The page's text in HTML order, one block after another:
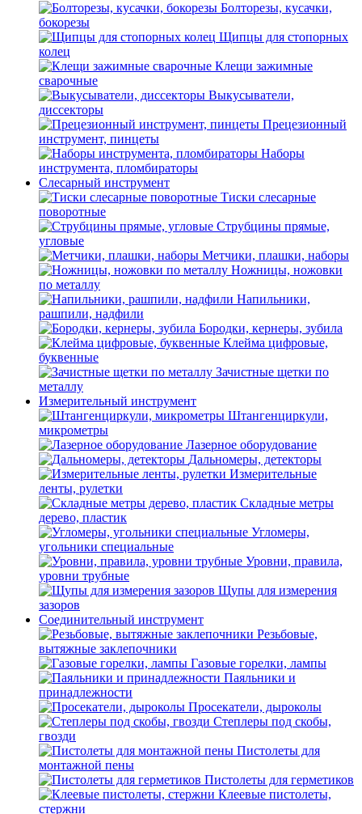
Болторезы, кусачки,
бокорезы
Щипцы для стопорных
колец
Клещи зажимные
сварочные
Выкусыватели,
диссекторы
Прецезионный
инструмент, пинцеты
Наборы
инструмента, пломбираторы
Слесарный инструмент
Тиски слесарные
поворотные
Струбцины прямые,
угловые
Метчики, плашки, наборы
Ножницы, ножовки
по металлу
Напильники,
рашпили, надфили
Бородки, кернеры, зубила
Клейма цифровые,
буквенные
Зачистные щетки по
металлу
Измерительный инструмент
Штангенциркули,
микрометры
Лазерное оборудование
Дальномеры, детекторы
Измерительные
ленты, рулетки
Складные метры
дерево, пластик
Угломеры,
угольники специальные
Уровни, правила,
уровни трубные
Щупы для измерения
зазоров
Соединительный инструмент
Резьбовые,
вытяжные заклепочники
Газовые горелки, лампы
Паяльники и
принадлежности
Просекатели, дыроколы
Степлеры под скобы,
гвозди
Пистолеты для
монтажной пены
Пистолеты для герметиков
Клеевые пистолеты,
стержни